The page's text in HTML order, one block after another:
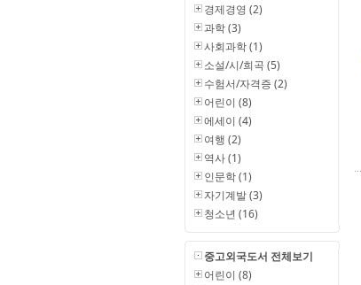
경제경영 (2)
과학 (3)
사회과학 (1)
소설/시/희곡 (5)
수험서/자격증 (2)
어린이 (8)
에세이 (4)
여행 (2)
역사 (1)
인문학 (1)
자기계발 (3)
청소년 (16)
중고외국도서 전체보기
어린이 (8)